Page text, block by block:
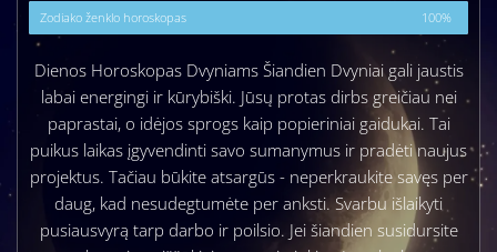
Zodiako ženklo horoskopas 100%
Dienos Horoskopas Dvyniams Šiandien Dvyniai gali jaustis
labai energingi ir kūrybiški. Jūsų protas dirbs greičiau nei
paprastai, o idėjos sprogs kaip popieriniai gaidukai. Tai
puikus laikas įgyvendinti savo sumanymus ir pradėti naujus
projektus. Tačiau būkite atsargūs - neperkraukite savęs per
daug, kad nesudegtumėte per anksti. Svarbu išlaikyti
pusiausvyrą tarp darbo ir poilsio. Jei šiandien susidursite